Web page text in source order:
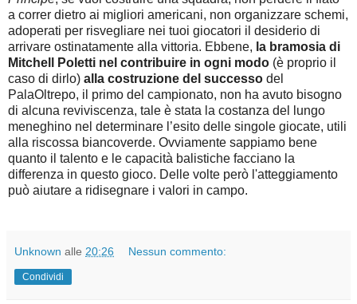
a correr dietro ai migliori americani, non organizzare schemi,
adoperati per risvegliare nei tuoi giocatori il desiderio di
arrivare ostinatamente alla vittoria. Ebbene, la bramosia di
Mitchell Poletti nel contribuire in ogni modo (è proprio il
caso di dirlo) alla costruzione del successo del
PalaOltrepo, il primo del campionato, non ha avuto bisogno
di alcuna reviviscenza, tale è stata la costanza del lungo
meneghino nel determinare l’esito delle singole giocate, utili
alla riscossa biancoverde. Ovviamente sappiamo bene
quanto il talento e le capacità balistiche facciano la
differenza in questo gioco. Delle volte però l'atteggiamento
può aiutare a ridisegnare i valori in campo.
Unknown alle 20:26 Nessun commento:
Condividi